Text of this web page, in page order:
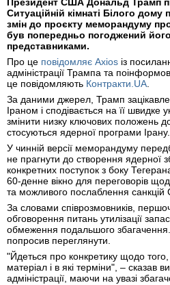
Президент США Дональд Трамп
Ситуаційній кімнаті Білого
змін до проєкту меморандуму
був попередньо погоджений
представниками.
Про це повідомляє Axios із
адміністрації Трампа та
це повідомляють Контракти.UA.
За даними джерел, Трамп
Іраном і сподівається на її швидке
змінити низку ключових положень
стосуються ядерної програми Ірану.
У чинній версії меморандуму
не прагнути до створення ядерної
конкретних поступок з боку
60-денне вікно для переговорів
та можливого послаблення
За словами співрозмовників,
обговорення питань утилізації
обмеження подальшого
попросив переглянути.
"Йдеться про конкретику щодо
матеріал і в які терміни", – сказав
адміністрації, маючи на увазі